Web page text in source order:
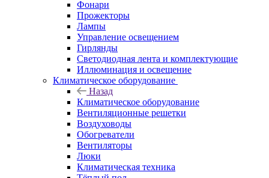
Фонари
Прожекторы
Лампы
Управление освещением
Гирлянды
Светодиодная лента и комплектующие
Иллюминация и освещение
Климатическое оборудование
Назад
Климатическое оборудование
Вентиляционные решетки
Воздуховоды
Обогреватели
Вентиляторы
Люки
Климатическая техника